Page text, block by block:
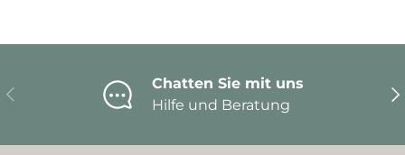
Vorherige
Chatten Sie mit uns
Hilfe und Beratung